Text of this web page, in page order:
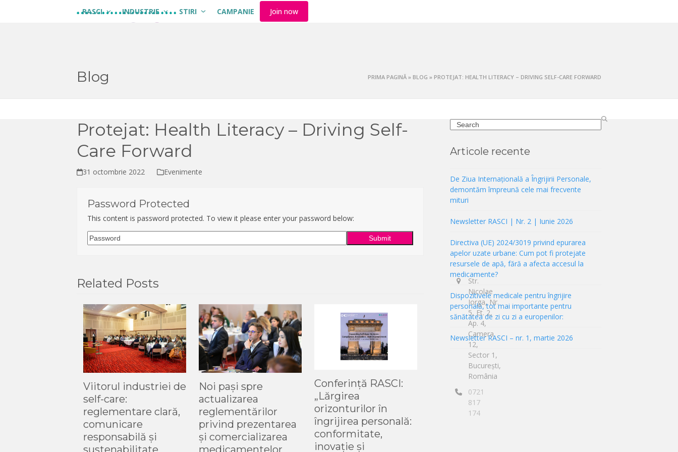
RASCI INDUSTRIE STIRI CAMPANIE Join now
Blog PRIMA PAGINĂ » BLOG » PROTEJAT: HEALTH LITERACY – DRIVING SELF-CARE FORWARD
Protejat: Health Literacy – Driving Self-
Care Forward
31 octombrie 2022 Evenimente
Password Protected
This content is password protected. To view it please enter your password below:
Related Posts
Viitorul industriei de
self-care:
reglementare clară,
comunicare
responsabilă și
Noi pași spre
actualizarea
reglementărilor
privind prezentarea
și comercializarea
medicamentelor
Conferință RASCI:
„Lărgirea
orizonturilor în
îngrijirea personală:
conformitate,
inovație și
Search
Articole recente
De Ziua Internațională a Îngrijirii Personale,
demontăm împreună cele mai frecvente
mituri
Newsletter RASCI | Nr. 2 | Iunie 2026
Directiva (UE) 2024/3019 privind epurarea
apelor uzate urbane: Cum pot fi protejate
resursele de apă, fără a afecta accesul la
medicamente?
Dispozitivele medicale pentru îngrijire
personală, tot mai importante pentru
sănătatea de zi cu zi a europenilor:
Newsletter RASCI – nr. 1, martie 2026
Str.
Nicolae
Iorga, Nr.
5, Et. 2,
Ap. 4,
Camera
12,
Sector 1,
București,
România
0721
817
174